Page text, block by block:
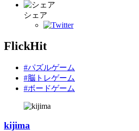
シェア
FlickHit
#パズルゲーム
#脳トレゲーム
#ボードゲーム
kijima